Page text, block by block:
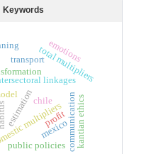
Keywords
linkages
multipliers
total multipliers
estimation profitcommunication
chile
mexico
transport emotions
public policies kantian ethics